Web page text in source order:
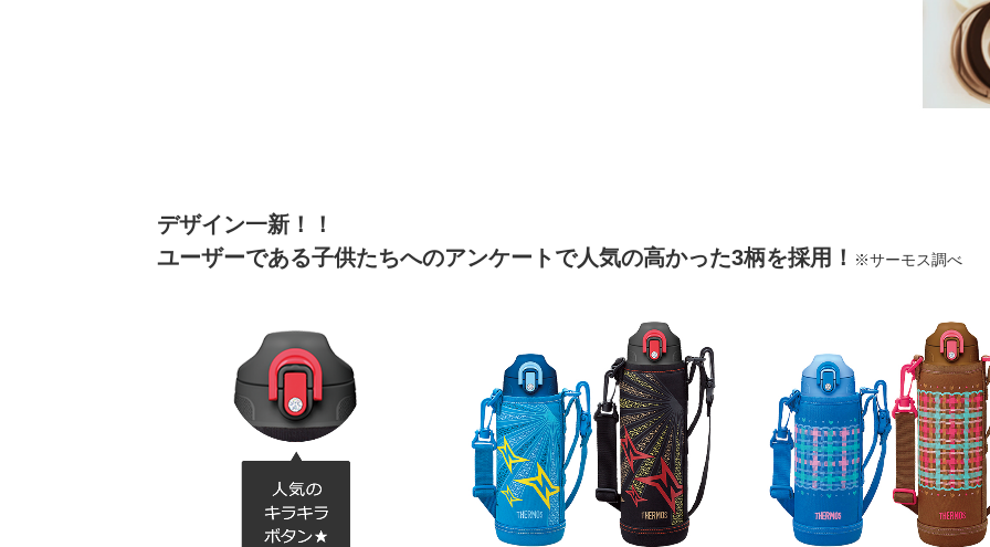
デザイン一新！！
ユーザーである子供たちへのアンケートで人気の高かった3柄を採用！
※サーモス調べ